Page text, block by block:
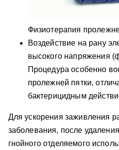
Физиотерапия
Воздействие на рану
высокого напряжения
Процедура особенно
пролежней пятки,
бактерицидным
Для ускорения заживления
заболевания, после
гнойного отделяемого